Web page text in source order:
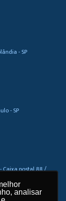
analisar
analisar
- SP
- SP
Caixa postal 88 /